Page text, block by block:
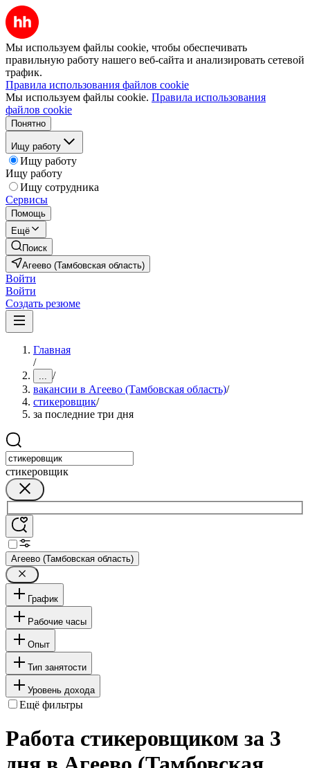
Мы используем файлы cookie, чтобы обеспечивать
правильную работу нашего веб-сайта и анализировать сетевой
трафик.
Правила использования файлов cookie
Мы используем файлы cookie. Правила использования
файлов cookie
Понятно
Ищу работу
Ищу работу
Ищу работу
Ищу сотрудника
Сервисы
Помощь
Ещё
Поиск
Агеево (Тамбовская область)
Войти
Войти
Создать резюме
Главная
/
... /
вакансии в Агеево (Тамбовская область)/
стикеровщик/
за последние три дня
стикеровщик
Агеево (Тамбовская область)
График
Рабочие часы
Опыт
Тип занятости
Уровень дохода
Ещё фильтры
Работа стикеровщиком за 3